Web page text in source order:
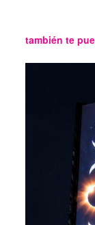
también te